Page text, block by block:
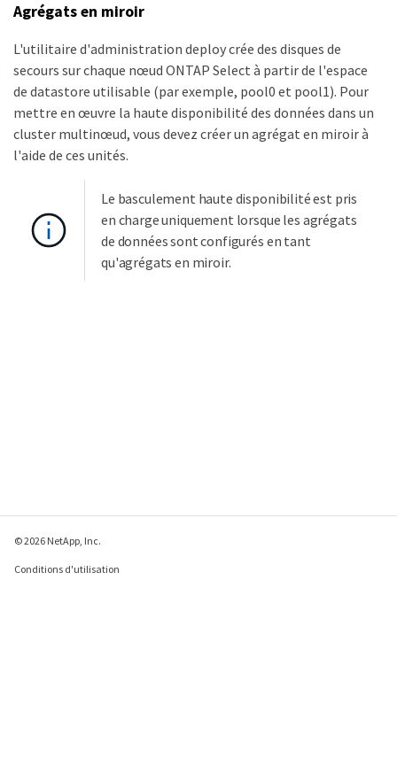
Agrégats en miroir
L'utilitaire d'administration deploy crée des disques de
secours sur chaque nœud ONTAP Select à partir de l'espace
de datastore utilisable (par exemple, pool0 et pool1). Pour
mettre en œuvre la haute disponibilité des données dans un
cluster multinœud, vous devez créer un agrégat en miroir à
l'aide de ces unités.
Le basculement haute disponibilité est pris
en charge uniquement lorsque les agrégats
de données sont configurés en tant
qu'agrégats en miroir.
© 2026 NetApp, Inc.
Conditions d'utilisation